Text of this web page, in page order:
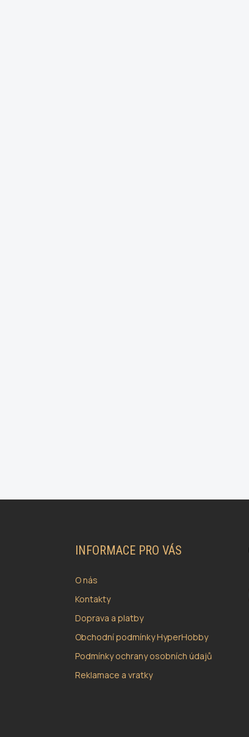
INFORMACE PRO VÁS
O nás
Kontakty
Doprava a platby
Obchodní podmínky HyperHobby
Podmínky ochrany osobních údajů
Reklamace a vratky